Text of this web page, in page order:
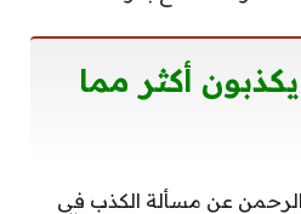
أكثر مما
الرحمن عن مسألة الكذب في